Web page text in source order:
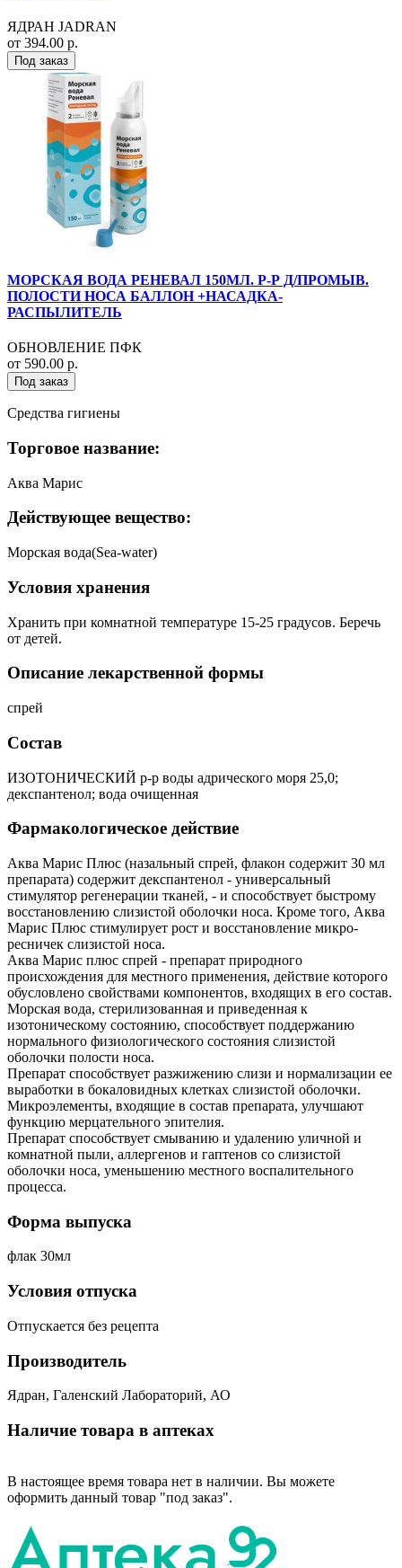
ЯДРАН JADRAN
от 394.00 р.
Под заказ
МОРСКАЯ ВОДА РЕНЕВАЛ 150МЛ. Р-Р Д/ПРОМЫВ.
ПОЛОСТИ НОСА БАЛЛОН +НАСАДКА-
РАСПЫЛИТЕЛЬ
ОБНОВЛЕНИЕ ПФК
от 590.00 р.
Под заказ
Средства гигиены
Торговое название:
Аква Марис
Действующее вещество:
Морская вода(Sea-water)
Условия хранения
Хранить при комнатной температуре 15-25 градусов. Беречь
от детей.
Описание лекарственной формы
спрей
Состав
ИЗОТОНИЧЕСКИЙ р-р воды адрического моря 25,0;
декспантенол; вода очищенная
Фармакологическое действие
Аква Марис Плюс (назальный спрей, флакон содержит 30 мл
препарата) содержит декспантенол - универсальный
стимулятор регенерации тканей, - и способствует быстрому
восстановлению слизистой оболочки носа. Кроме того, Аква
Марис Плюс стимулирует рост и восстановление микро-
ресничек слизистой носа.
Аква Марис плюс cпрей - препарат природного
происхождения для местного применения, действие которого
обусловлено свойствами компонентов, входящих в его состав.
Морская вода, стерилизованная и приведенная к
изотоническому состоянию, способствует поддержанию
нормального физиологического состояния слизистой
оболочки полости носа.
Препарат способствует разжижению слизи и нормализации ее
выработки в бокаловидных клетках слизистой оболочки.
Микроэлементы, входящие в состав препарата, улучшают
функцию мерцательного эпителия.
Препарат способствует смыванию и удалению уличной и
комнатной пыли, аллергенов и гаптенов со слизистой
оболочки носа, уменьшению местного воспалительного
процесса.
Форма выпуска
флак 30мл
Условия отпуска
Отпускается без рецепта
Производитель
Ядран, Галенский Лабораторий, АО
Наличие товара в аптеках
В настоящее время товара нет в наличии. Вы можете
оформить данный товар "под заказ".